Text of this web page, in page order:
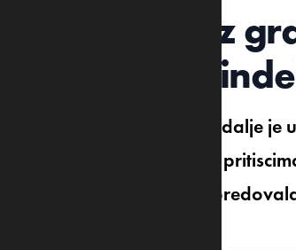
Reporteri bez
tri mjesta na
Sloboda sloboda medija i dalje
novinare ali i ekonomskim
država je za tri mjesta